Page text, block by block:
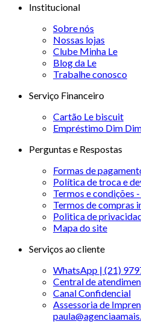
Institucional
Sobre nós
Nossas lojas
Clube Minha Le
Blog da Le
Trabalhe conosco
Serviço Financeiro
Cartão Le biscuit
Empréstimo Dim
Perguntas e Respostas
Formas de
Política de troca e
Termos e condições
Termos de compras
Politica de
Mapa do site
Serviços ao cliente
WhatsApp | (21)
Central de
Canal Confidencial
Assessoria de